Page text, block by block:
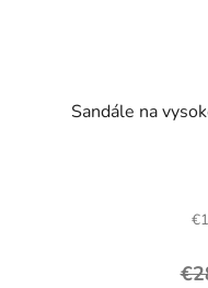
Sandále na